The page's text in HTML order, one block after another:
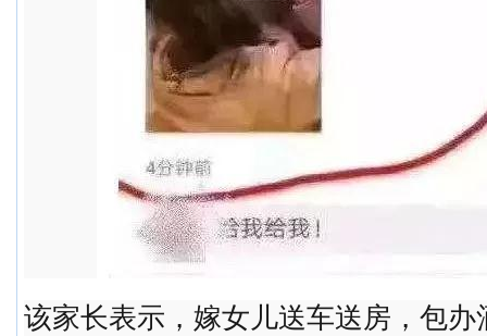
该家长表示，嫁女儿送车送房，包办